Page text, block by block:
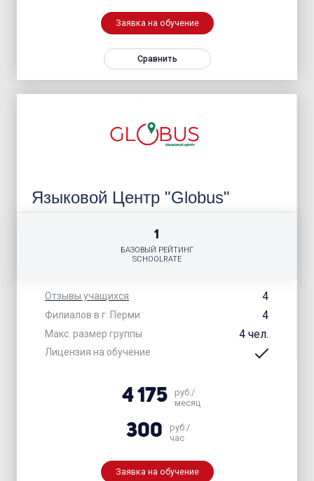
Заявка на обучение
Сравнить
Языковой Центр "Globus"
Отзывы учащихся 4
Филиалов в г. Перми 4
Макс. размер группы 4 чел.
Лицензия на обучение
1
БАЗОВЫЙ РЕЙТИНГ
SCHOOLRATE
4 175
руб./
месяц
300
руб./
час
Заявка на обучение